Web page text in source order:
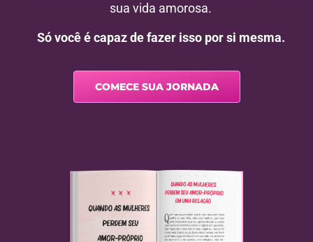
sua vida amorosa.
Só você é capaz de fazer isso por si mesma.
COMECE SUA JORNADA